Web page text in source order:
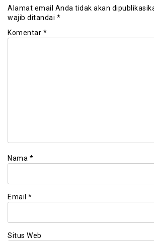
Alamat email Anda tidak akan
wajib ditandai *
Komentar *
Nama *
Email *
Situs Web